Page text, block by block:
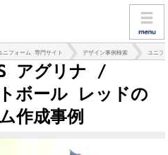
ニフォーム 専門サイト デザイン事例検索 ユニフ
アグリナ /
ボール レッドの
作成事例